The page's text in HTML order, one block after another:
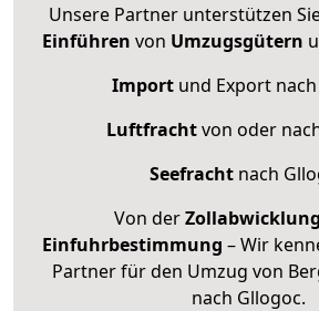
Unsere Partner unterstützen
Einführen von Umzugsgütern
Importund Export
Luftfrachtvon oder
Seefrachtnach
Von derZollabwicklung
Einfuhrbestimmung – Wir
Partner für den Umzug von
nach Gllogoc.